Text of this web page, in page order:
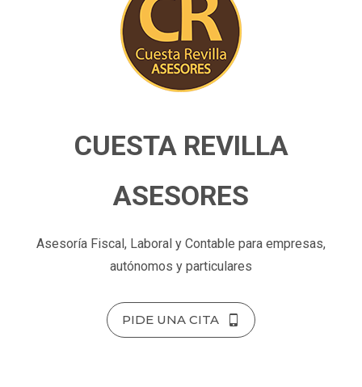
CUESTA REVILLA
ASESORES
Asesoría Fiscal, Laboral y Contable para empresas,
autónomos y particulares
PIDE UNA CITA